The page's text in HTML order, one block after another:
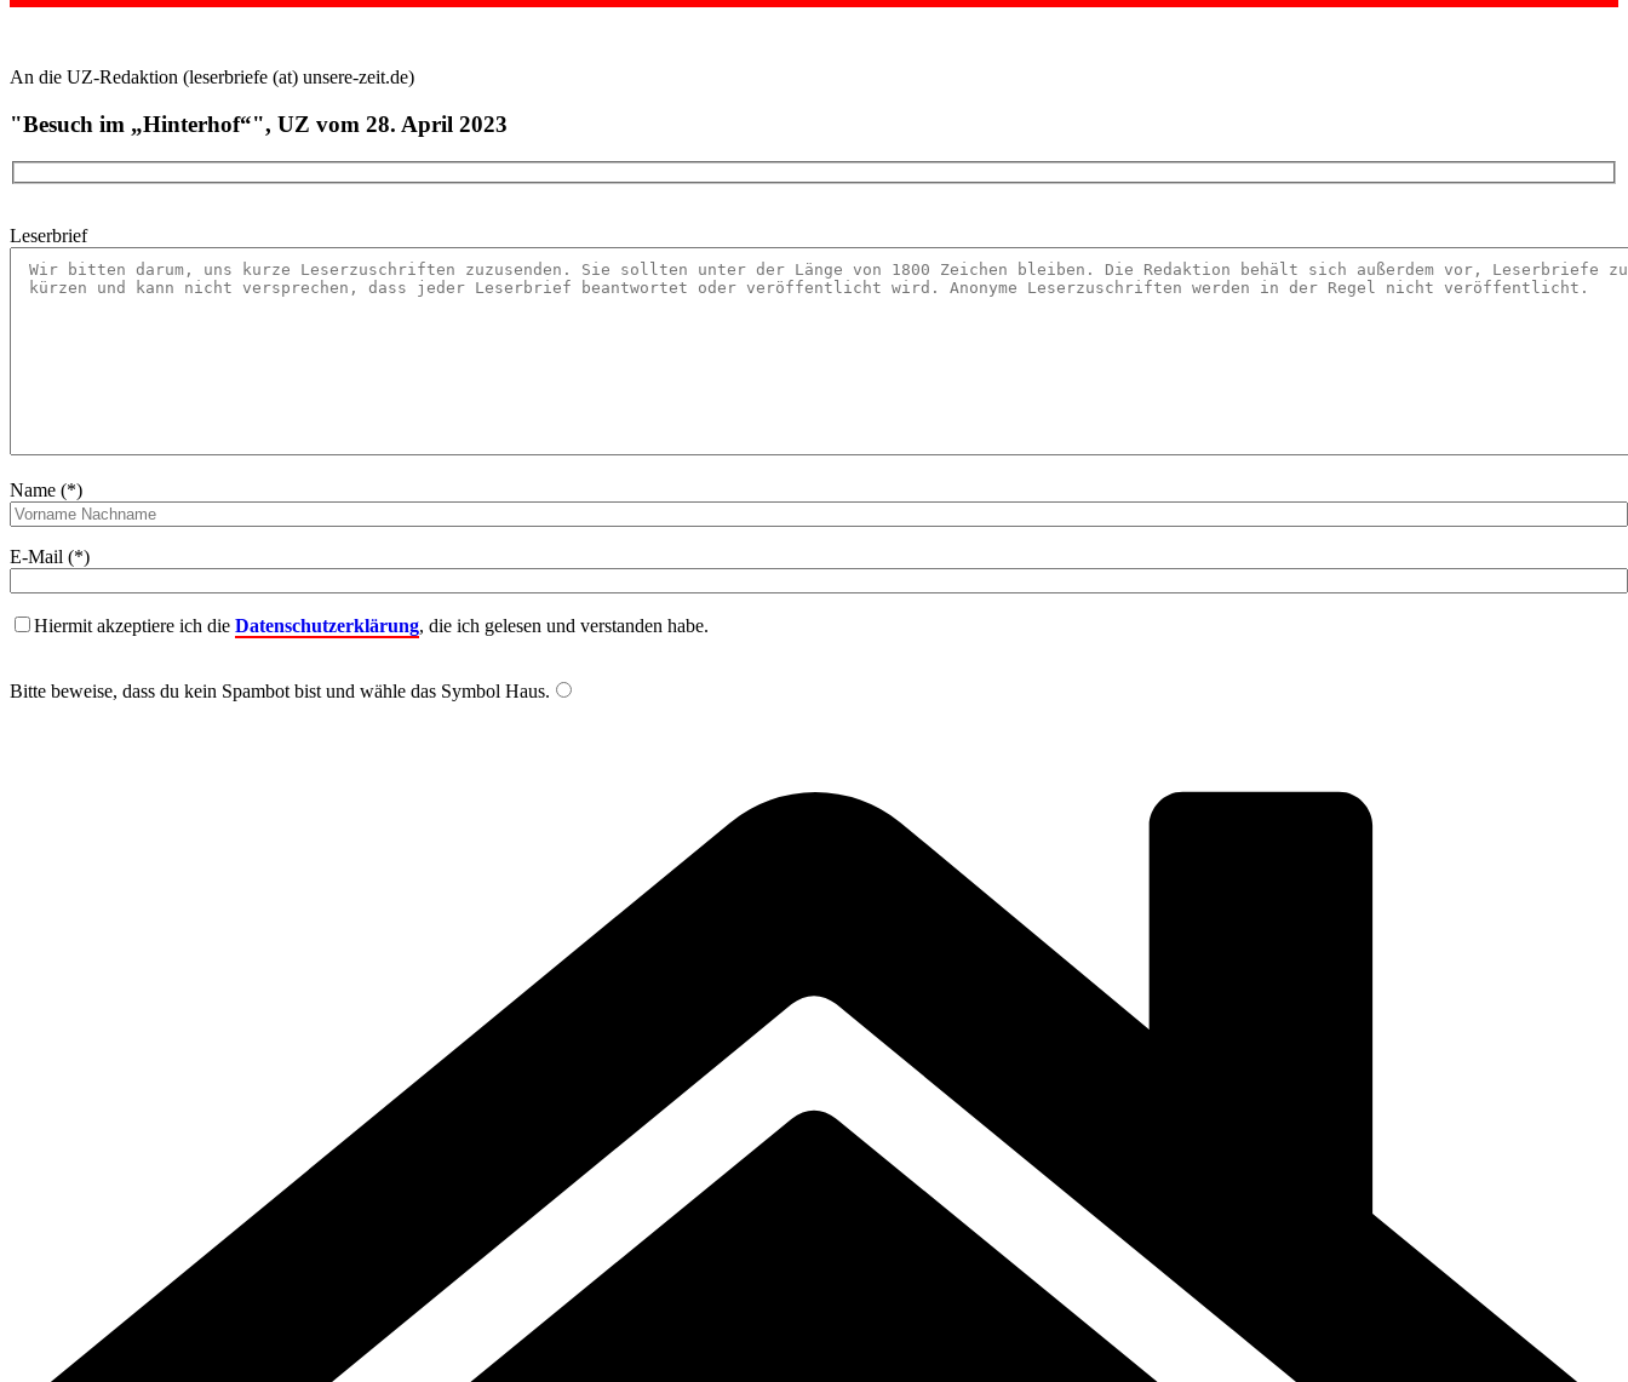
An die UZ-Redaktion (leserbriefe (at) unsere-zeit.de)
"Besuch im „Hinterhof“", UZ vom 28. April 2023
Leserbrief
Name (*)
E-Mail (*)
Hiermit akzeptiere ich die Datenschutzerklärung, die ich gelesen und verstanden habe.
Bitte beweise, dass du kein Spambot bist und wähle das Symbol Haus.